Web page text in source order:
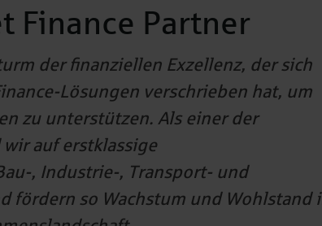
Finance Partner
der finanziellen Exzellenz, der sich
Lösungen verschrieben hat, um
zu unterstützen. Als einer der
auf erstklassige
, Industrie-, Transport- und
fördern so Wachstum und Wohlstand